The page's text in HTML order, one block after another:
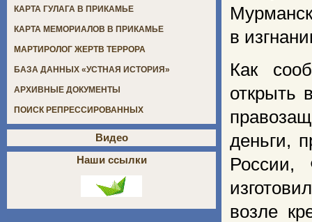
в
Как
открыть
деньги,
России,
возле
КАРТА ГУЛАГА В ПРИКАМЬЕ
КАРТА МЕМОРИАЛОВ В ПРИКАМЬЕ
МАРТИРОЛОГ ЖЕРТВ ТЕРРОРА
БАЗА ДАННЫХ «УСТНАЯ ИСТОРИЯ»
АРХИВНЫЕ ДОКУМЕНТЫ
ПОИСК РЕПРЕССИРОВАННЫХ
Видео
Наши ссылки